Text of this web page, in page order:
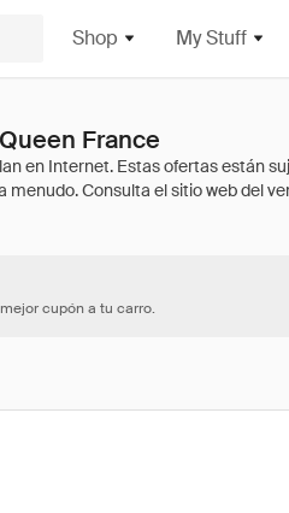
Shop My Stuff
France
cupón a tu carro.